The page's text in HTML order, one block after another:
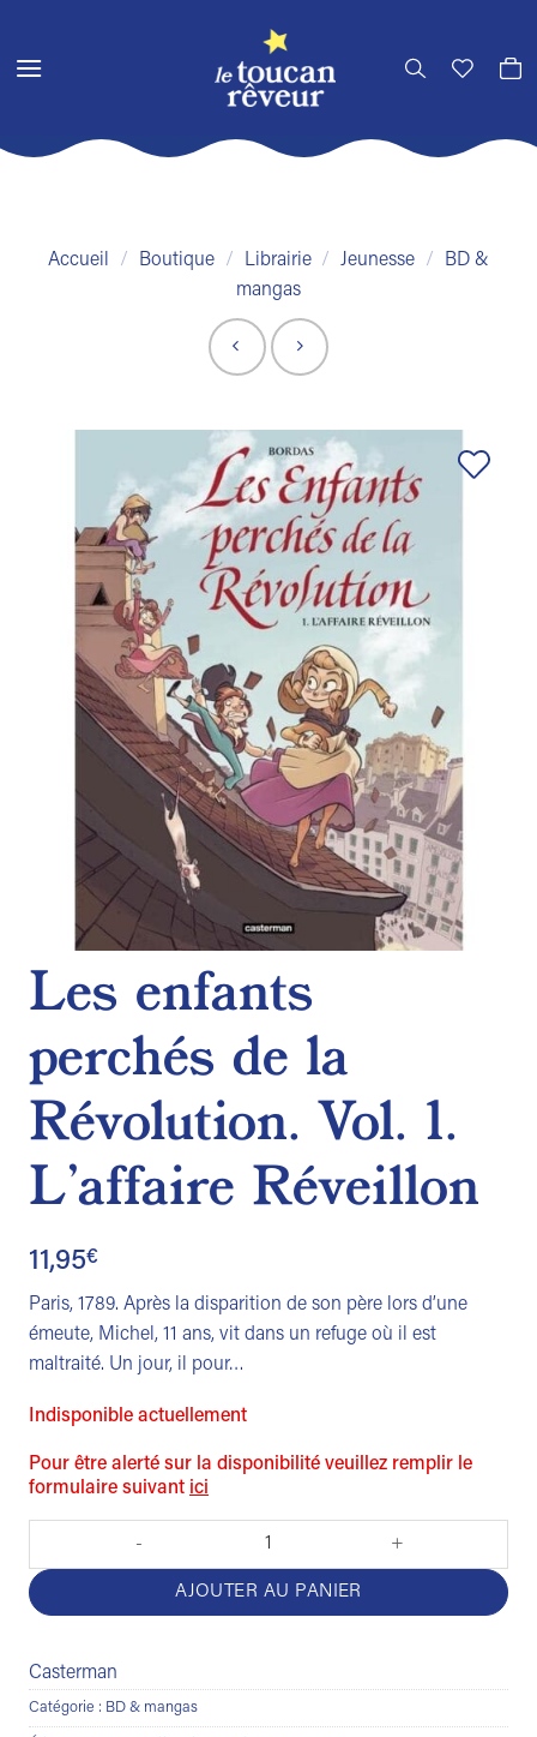
contenu
Accueil / Boutique / Librairie / Jeunesse /
BD &
mangas
Les enfants
perchés de la
Révolution. Vol. 1.
L’affaire Réveillon
11,95€
Paris, 1789. Après la disparition de son père lors d’une
émeute, Michel, 11 ans, vit dans un refuge où il est
maltraité. Un jour, il pour…
Indisponible actuellement
Pour être alerté sur la disponibilité veuillez remplir le
formulaire suivant ici
quantité de Les enfants perchés de la Révolution. Vol. 1. L'affaire
AJOUTER AU PANIER
Casterman
Catégorie : BD & mangas